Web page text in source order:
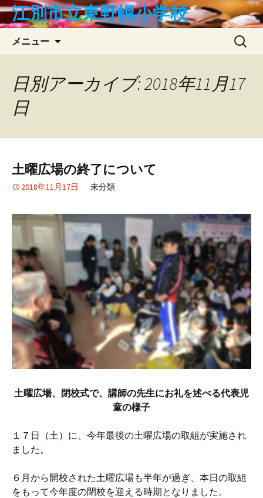
コ
ン 江別市立東野幌小学校
メニュー
検
索:
日別アーカイブ: 2018年11月17
日
土曜広場の終了について
2018年11月17日 未分類
土曜広場、 閉校式で、講師の先生にお礼を述べる代表児
童の様子
１７日（土）に、今年最後の土曜広場の取組が実施され
ました。
６月から開校された土曜広場も半年が過ぎ、本日の取組
をもって今年度の閉校を迎える時期となりました。